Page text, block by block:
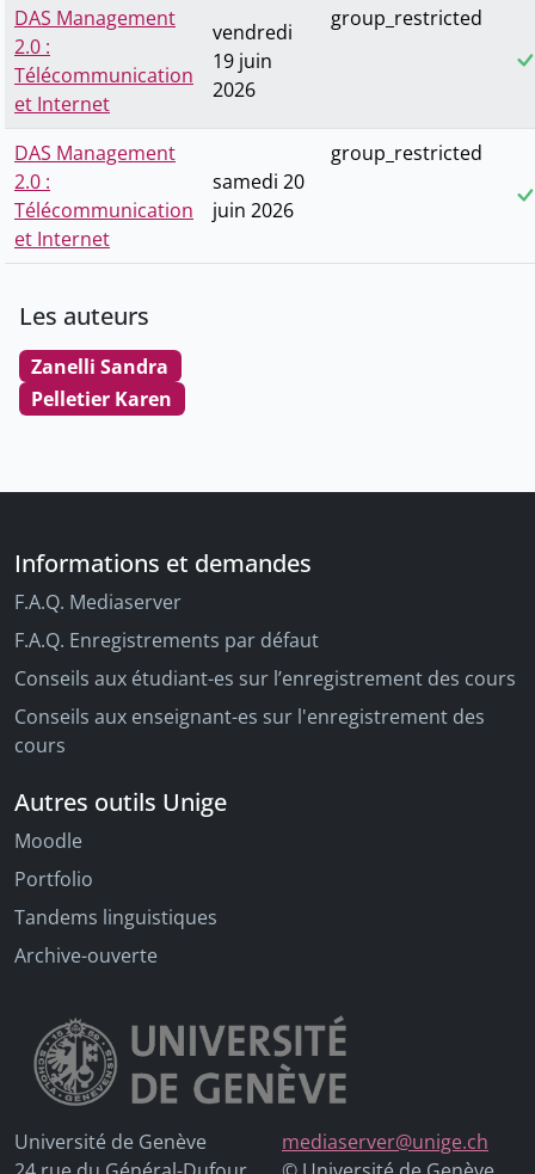
DAS Management
2.0 :
Télécommunication
et Internet
vendredi
19 juin
2026
group_restricted
DAS Management
2.0 :
Télécommunication
et Internet
samedi 20
juin 2026
group_restricted
Les auteurs
Zanelli Sandra
Pelletier Karen
Informations et demandes
F.A.Q. Mediaserver
F.A.Q. Enregistrements par défaut
Conseils aux étudiant-es sur l’enregistrement des cours
Conseils aux enseignant-es sur l'enregistrement des
cours
Autres outils Unige
Moodle
Portfolio
Tandems linguistiques
Archive-ouverte
Université de Genève
mediaserver@unige.ch